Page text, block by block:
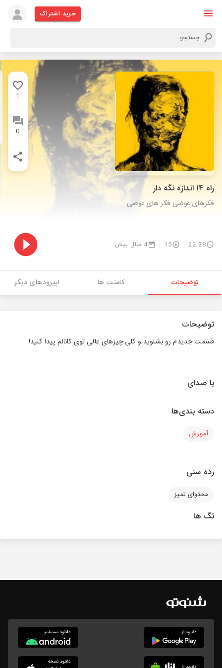
خرید اشتراک
1
0
راه ۱۴ اندازه نگه دار
فکرهای عوضی فکر های عوضی
22:28
15 4 سال پیش
توضیحات کامنت ها اپیزودهای دیگر
توضیحات
قسمت جدیدم رو بشنوید و کلی چیزهای عالی توی کانالم پیدا کنید!
با صدای
دسته بندی‌ها
آموزش
رده سنی
محتوای تمیز
تگ ها